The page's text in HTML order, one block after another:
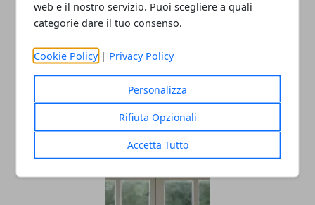
web e il nostro servizio. Puoi scegliere a quali
categorie dare il tuo consenso.
Cookie Policy | Privacy Policy
Personalizza
Rifiuta Opzionali
Accetta Tutto
Redazione
ARTICOLI CORRELATI